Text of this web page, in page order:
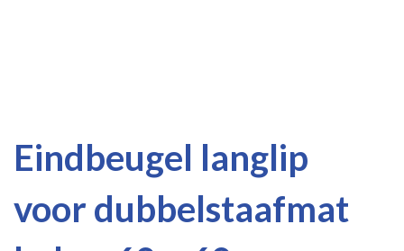
Eindbeugel langlip
voor dubbelstaafmat
naar
van
naar
van